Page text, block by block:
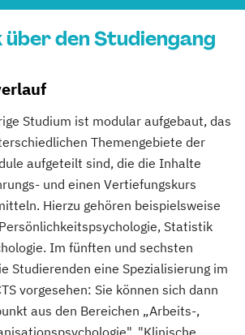
den Studiengang
Studium ist modular aufgebaut, das
Themengebiete der
aufgeteilt sind, die die Inhalte
und einen Vertiefungskurs
Hierzu gehören beispielsweise
Statistik
Im fünften und sechsten
Studierenden eine Spezialisierung im
vorgesehen: Sie können sich dann
aus den Bereichen „Arbeits-,